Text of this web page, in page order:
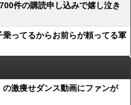
件の購読申し込みで嬉し泣き
乗ってるからお前らが頼ってる軍
の激痩せダンス動画にファンが